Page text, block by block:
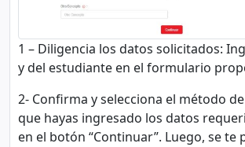
1 – Diligencia los datos solicitados:
y del estudiante en el formulario
2- Confirma y selecciona el método
que hayas ingresado los datos
en el botón “Continuar”. Luego, se te